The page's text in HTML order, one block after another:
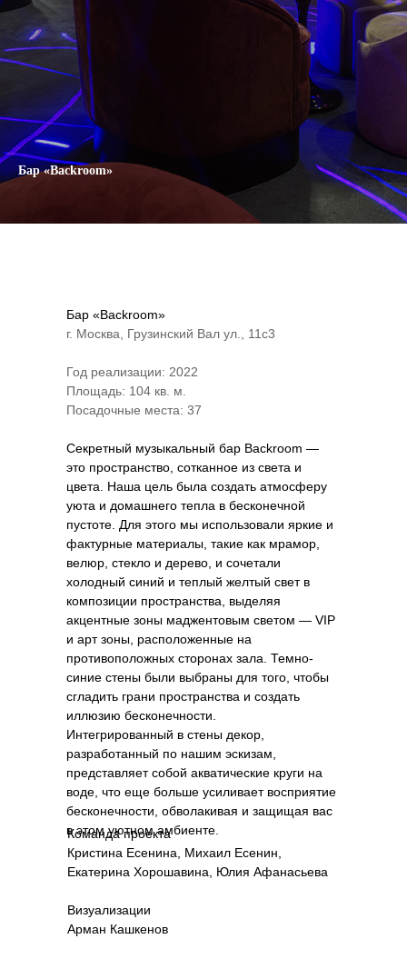
Бар «Backroom»
Бар «Backroom»
г. Москва, Грузинский Вал ул., 11с3
Год реализации: 2022
Площадь: 104 кв. м.
Посадочные места: 37
Секретный музыкальный бар Backroom —
это пространство, сотканное из света и
цвета. Наша цель была создать атмосферу
уюта и домашнего тепла в бесконечной
пустоте. Для этого мы использовали яркие и
фактурные материалы, такие как мрамор,
велюр, стекло и дерево, и сочетали
холодный синий и теплый желтый свет в
композиции пространства, выделяя
акцентные зоны маджентовым светом — VIP
и арт зоны, расположенные на
противоположных сторонах зала. Темно-
синие стены были выбраны для того, чтобы
сгладить грани пространства и создать
иллюзию бесконечности.
Интегрированный в стены декор,
разработанный по нашим эскизам,
представляет собой акватические круги на
воде, что еще больше усиливает восприятие
бесконечности, обволакивая и защищая вас
в этом уютном амбиенте.
Команда проекта
Кристина Есенина, Михаил Есенин,
Екатерина Хорошавина, Юлия Афанасьева
Визуализации
Арман Кашкенов